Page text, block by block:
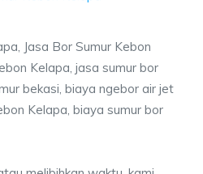
Jasa Bor Sumur Kebon
Kelapa, jasa sumur bor
bekasi, biaya ngebor air jet
Kelapa, biaya sumur bor